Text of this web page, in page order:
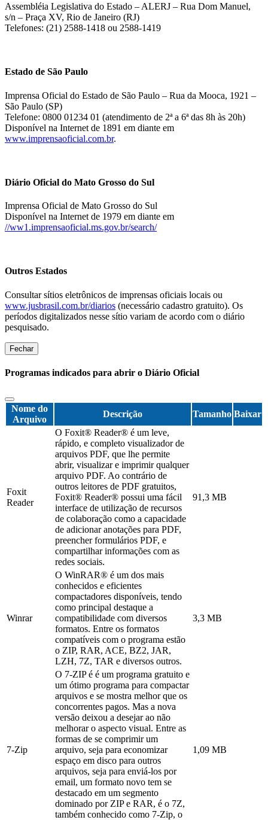
Assembléia Legislativa do Estado – ALERJ – Rua Dom Manuel,
s/n – Praça XV, Rio de Janeiro (RJ)
Telefones: (21) 2588-1418 ou 2588-1419
Estado de São Paulo
Imprensa Oficial do Estado de São Paulo – Rua da Mooca, 1921 –
São Paulo (SP)
Telefone: 0800 01234 01 (atendimento de 2ª a 6ª das 8h às 20h)
Disponível na Internet de 1891 em diante em
www.imprensaoficial.com.br.
Diário Oficial do Mato Grosso do Sul
Imprensa Oficial de Mato Grosso do Sul
Disponível na Internet de 1979 em diante em
//ww1.imprensaoficial.ms.gov.br/search/
Outros Estados
Consultar sítios eletrônicos de imprensas oficiais locais ou
www.jusbrasil.com.br/diarios (necessário cadastro gratuito). Os
períodos digitalizados nesse sítio variam de acordo com o diário
pesquisado.
Fechar
Programas indicados para abrir o Diário Oficial
Nome do
Arquivo
Descrição Tamanho Baixar
Foxit
Reader
O Foxit® Reader® é um leve,
rápido, e completo visualizador de
arquivos PDF, que lhe permite
abrir, visualizar e imprimir qualquer
arquivo PDF. Ao contrário de
outros leitores de PDF gratuitos,
Foxit® Reader® possui uma fácil
interface de utilização de recursos
de colaboração como a capacidade
de adicionar anotações para PDF,
preencher formulários PDF, e
compartilhar informações com as
redes sociais.
91,3 MB
Winrar
O WinRAR® é um dos mais
conhecidos e eficientes
compactadores disponíveis, tendo
como principal destaque a
compatibilidade com diversos
formatos. Entre os formatos
compatíveis com o programa estão
o ZIP, RAR, ACE, BZ2, JAR,
LZH, 7Z, TAR e diversos outros.
3,3 MB
7-Zip
O 7-ZIP é é um programa gratuito e
um ótimo programa para compactar
arquivos e se mostra melhor que os
concorrentes pagos. Mas a nova
versão deixou a desejar ao não
melhorar o aspecto visual. Entre as
formas de se comprimir um
arquivo, seja para economizar
espaço em disco para outros
arquivos, seja para enviá-los por
email, um formato novo tem se
destacado em um segmento
dominado por ZIP e RAR, é o 7Z,
também conhecido como 7-Zip, o
1,09 MB